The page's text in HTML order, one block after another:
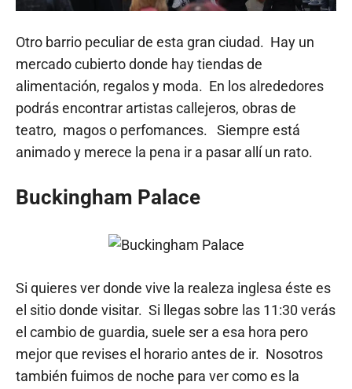
Otro barrio peculiar de esta gran ciudad. Hay un
mercado cubierto donde hay tiendas de
alimentación, regalos y moda. En los alrededores
podrás encontrar artistas callejeros, obras de
teatro, magos o perfomances. Siempre está
animado y merece la pena ir a pasar allí un rato.
Buckingham Palace
Si quieres ver donde vive la realeza inglesa éste es
el sitio donde visitar. Si llegas sobre las 11:30 verás
el cambio de guardia, suele ser a esa hora pero
mejor que revises el horario antes de ir. Nosotros
también fuimos de noche para ver como es la